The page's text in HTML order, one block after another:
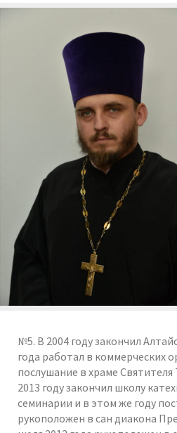
№5. В 2004 году закончил
года работал в коммерческих
послушание в храме
2013 году закончил школу
семинарии и в этом же году
рукоположен в сан диакона